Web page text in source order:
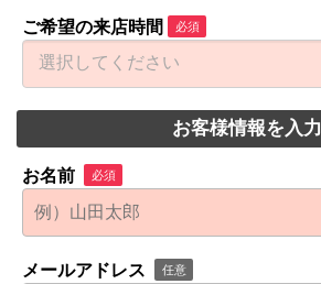
ご希望の来店時間 必須
お客様情報を入力
お名前 必須
メールアドレス 任意